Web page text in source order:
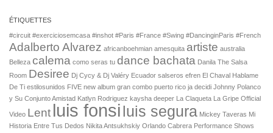
ÉTIQUETTES
#circuit #exerciciosemcasa #inshot #Paris #France #Swing #DancinginParis #French
Adalberto Alvarez africanboehmian amesquita artiste australia
Belleza calema como seras tu dance bachata Danila The Salsa
Room Desiree Dj Cycy & Dj Valéry Ecuador salseros efren El Chaval Hablame
De Ti estilosunidos FIVE new album gran combo puerto rico ja decidi Johnny Polanco
y Su Conjunto Amistad Katlyn Rodriguez kaysha deeper La Claqueta La Gripe Official
Video Lent luis fonsi luis segura Mickey Taveras Mi
Historia Entre Tus Dedos Nikita Antsukhskiy Orlando Cabrera Performance Shows